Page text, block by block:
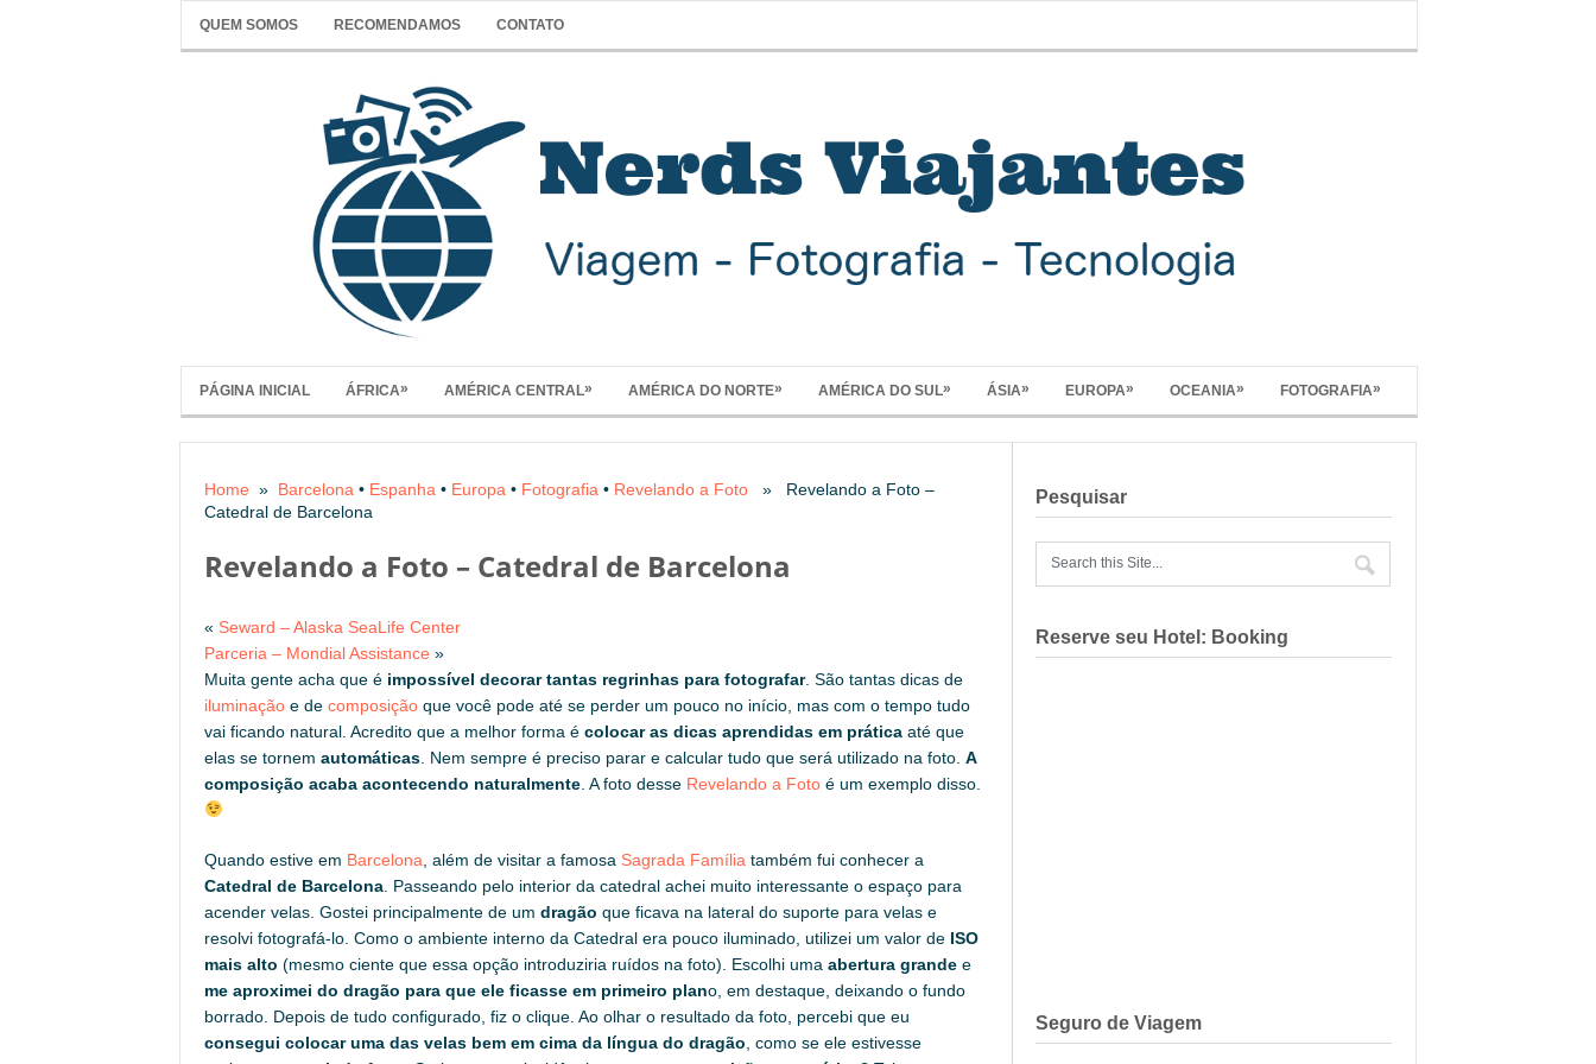
QUEM SOMOS RECOMENDAMOS CONTATO
PÁGINA INICIAL ÁFRICA» AMÉRICA CENTRAL» AMÉRICA DO NORTE» AMÉRICA DO SUL» ÁSIA» EUROPA» OCEANIA» FOTOGRAFIA»
Home » Barcelona • Espanha • Europa • Fotografia • Revelando a Foto » Revelando a Foto –
Catedral de Barcelona
Revelando a Foto – Catedral de Barcelona
« Seward – Alaska SeaLife Center
Parceria – Mondial Assistance »
Muita gente acha que é impossível decorar tantas regrinhas para fotografar. São tantas dicas de
iluminação e de composição que você pode até se perder um pouco no início, mas com o tempo tudo
vai ficando natural. Acredito que a melhor forma é colocar as dicas aprendidas em prática até que
elas se tornem automáticas . Nem sempre é preciso parar e calcular tudo que será utilizado na foto. A
composição acaba acontecendo naturalmente . A foto desse Revelando a Foto é um exemplo disso.
Quando estive em Barcelona , além de visitar a famosa Sagrada Família também fui conhecer a
Catedral de Barcelona . Passeando pelo interior da catedral achei muito interessante o espaço para
acender velas. Gostei principalmente de um dragão que ficava na lateral do suporte para velas e
resolvi fotografá-lo. Como o ambiente interno da Catedral era pouco iluminado, utilizei um valor de ISO
mais alto (mesmo ciente que essa opção introduziria ruídos na foto). Escolhi uma abertura grande e
me aproximei do dragão para que ele ficasse em primeiro plano, em destaque, deixando o fundo
borrado. Depois de tudo configurado, fiz o clique. Ao olhar o resultado da foto, percebi que eu
consegui colocar uma das velas bem em cima da língua do dragão , como se ele estivesse
Pesquisar
Reserve seu Hotel: Booking
Seguro de Viagem